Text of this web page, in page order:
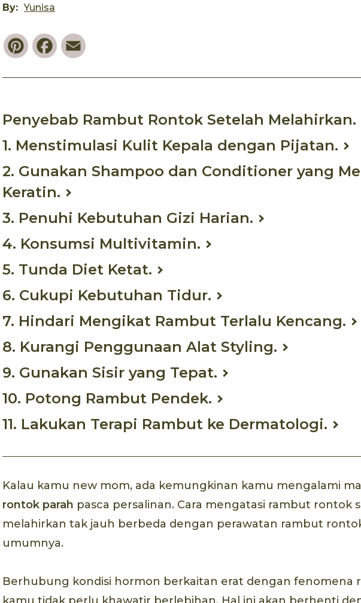
By: Yunisa
PinterestFacebook
Penyebab Rambut Rontok Setelah Melahirkan.
1. Menstimulasi Kulit Kepala dengan Pijatan.
2. Gunakan Shampoo dan Conditioner yang
Keratin.
3. Penuhi Kebutuhan Gizi Harian.
4. Konsumsi Multivitamin.
5. Tunda Diet Ketat.
6. Cukupi Kebutuhan Tidur.
7. Hindari Mengikat Rambut Terlalu Kencang.
8. Kurangi Penggunaan Alat Styling.
9. Gunakan Sisir yang Tepat.
10. Potong Rambut Pendek.
11. Lakukan Terapi Rambut ke Dermatologi.
Kalau kamu new mom, ada kemungkinan kamu mengalami
rontok parah pasca persalinan. Cara mengatasi rambut rontok
melahirkan tak jauh berbeda dengan perawatan rambut
umumnya.
Berhubung kondisi hormon berkaitan erat dengan fenomena